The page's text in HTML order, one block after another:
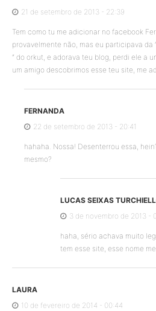
21 de setembro de 2013 - 22:39
Tem como tu me adicionar no facebook
provavelmente não, mas eu participava da
” do orkut, e adorava teu blog, perdi ele a
um amigo descobrimos esse teu site, me
FERNANDA
22 de setembro de 2013 - 20:41
hahaha. Nossa! Desenterrou essa,
mesmo?
LUCAS SEIXAS
3 de novembro de 2013 -
haha, sério achava muito
tem esse site, esse nome
LAURA
10 de fevereiro de 2014 - 00:44